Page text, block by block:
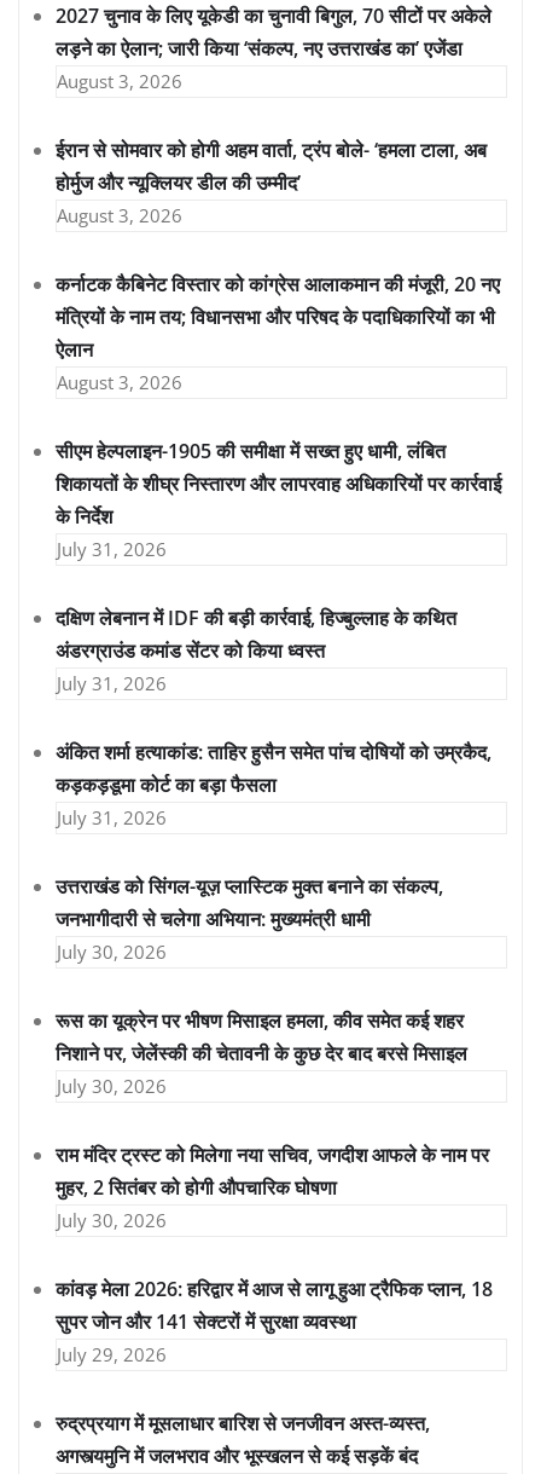
2027 चुनाव के लिए यूकेडी का चुनावी बिगुल, 70 सीटों पर अकेले
लड़ने का ऐलान; जारी किया ‘संकल्प, नए उत्तराखंड का’ एजेंडा
August 3, 2026
ईरान से सोमवार को होगी अहम वार्ता, ट्रंप बोले- ‘हमला टाला, अब
होर्मुज और न्यूक्लियर डील की उम्मीद’
August 3, 2026
कर्नाटक कैबिनेट विस्तार को कांग्रेस आलाकमान की मंजूरी, 20 नए
मंत्रियों के नाम तय; विधानसभा और परिषद के पदाधिकारियों का भी
ऐलान
August 3, 2026
सीएम हेल्पलाइन-1905 की समीक्षा में सख्त हुए धामी, लंबित
शिकायतों के शीघ्र निस्तारण और लापरवाह अधिकारियों पर कार्रवाई
के निर्देश
July 31, 2026
दक्षिण लेबनान में IDF की बड़ी कार्रवाई, हिज्बुल्लाह के कथित
अंडरग्राउंड कमांड सेंटर को किया ध्वस्त
July 31, 2026
अंकित शर्मा हत्याकांड: ताहिर हुसैन समेत पांच दोषियों को उम्रकैद,
कड़कड़डूमा कोर्ट का बड़ा फैसला
July 31, 2026
उत्तराखंड को सिंगल-यूज़ प्लास्टिक मुक्त बनाने का संकल्प,
जनभागीदारी से चलेगा अभियान: मुख्यमंत्री धामी
July 30, 2026
रूस का यूक्रेन पर भीषण मिसाइल हमला, कीव समेत कई शहर
निशाने पर, जेलेंस्की की चेतावनी के कुछ देर बाद बरसे मिसाइल
July 30, 2026
राम मंदिर ट्रस्ट को मिलेगा नया सचिव, जगदीश आफले के नाम पर
मुहर, 2 सितंबर को होगी औपचारिक घोषणा
July 30, 2026
कांवड़ मेला 2026: हरिद्वार में आज से लागू हुआ ट्रैफिक प्लान, 18
सुपर जोन और 141 सेक्टरों में सुरक्षा व्यवस्था
July 29, 2026
रुद्रप्रयाग में मूसलाधार बारिश से जनजीवन अस्त-व्यस्त,
अगस्त्यमुनि में जलभराव और भूस्खलन से कई सड़कें बंद